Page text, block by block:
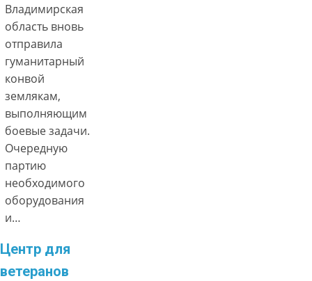
Владимирская
область вновь
отправила
гуманитарный
конвой
землякам,
выполняющим
боевые задачи.
Очередную
партию
необходимого
оборудования
и…
Центр для
ветеранов